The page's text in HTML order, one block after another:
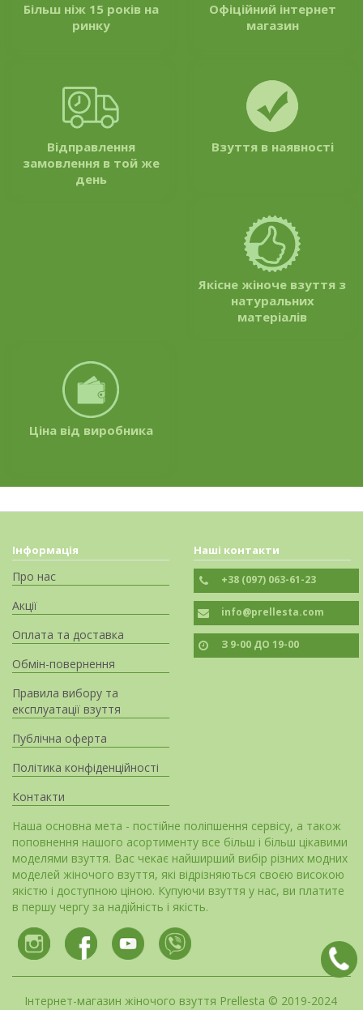
Більш ніж 15 років на
ринку
Офіційний інтернет
магазин
Відправлення
замовлення в той же
день
Взуття в наявності
Якісне жіноче взуття з
натуральних
матеріалів
Ціна від виробника
Інформація
Про нас
Акції
Оплата та доставка
Обмін-повернення
Правила вибору та
експлуатації взуття
Публічна оферта
Політика конфіденційності
Контакти
Наші контакти
+38 (097) 063-61-23
info@prellesta.com
З 9-00 ДО 19-00
Наша основна мета - постійне поліпшення сервісу, а також
поповнення нашого асортименту все більш і більш цікавими
моделями взуття. Вас чекає найширший вибір різних модних
моделей жіночого взуття, які відрізняються своєю високою
якістю і доступною ціною. Купуючи взуття у нас, ви платите
в першу чергу за надійність і якість.
Інтернет-магазин жіночого взуття Prellesta © 2019-2024